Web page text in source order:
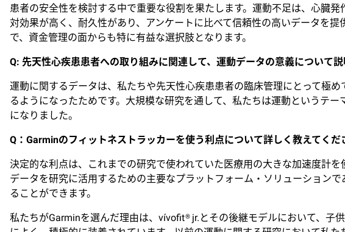
患者の安全性を検討する中で重要な役割を果たします。運動不足は、心臓
対効果が高く、耐久性があり、アンケートに比べて信頼性の高いデータを提
で、資金管理の面からも特に有益な選択肢となります。
Q: 先天性心疾患患者への取り組みに関連して、運動データの意義について
運動に関するデータは、私たちや先天性心疾患患者の臨床管理にとって極
るようになったためです。大規模な研究を通して、私たちは運動というテ
になりました。
Q ：Garminのフィットネストラッカーを使う利点について詳しく教えてくだ
決定的な利点は、これまでの研究で使われていた医療用の大きな加速度計
データを研究に活用するための主要なプラットフォーム・ソリューションで
ることができます。
私たちがGarminを選んだ理由は、vívofit® jr.とその後継モデルにおいて、